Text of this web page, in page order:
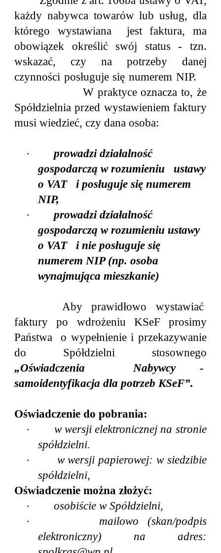
każdy nabywca towarów lub usług, dla
którego wystawiana jest faktura, ma
obowiązek określić swój status - tzn.
wskazać, czy na potrzeby danej
czynności posługuje się numerem NIP.
W praktyce oznacza to, że
Spółdzielnia przed wystawieniem faktury
musi wiedzieć, czy dana osoba:
·
prowadzi działalność
gospodarczą w rozumieniu ustawy
o VAT i posługuje się numerem
NIP,
·
prowadzi działalność
gospodarczą w rozumieniu ustawy
o VAT i nie posługuje się
numerem NIP (np. osoba
wynajmująca mieszkanie)
Aby prawidłowo wystawiać
faktury po wdrożeniu KSeF prosimy
Państwa o wypełnienie i przekazywanie
do Spółdzielni stosownego
„Oświadczenia Nabywcy -
samoidentyfikacja dla potrzeb KSeF”.
Oświadczenie do pobrania:
·
w wersji elektronicznej na stronie
spółdzielni.
·
w wersji papierowej: w siedzibie
spółdzielni,
Oświadczenie można złożyć:
· osobiście w Spółdzielni,
·
mailowo (skan/podpis
elektroniczny) na adres: